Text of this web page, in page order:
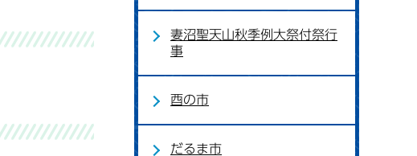
妻沼聖天山秋季例大祭付祭行
事
酉の市
だるま市